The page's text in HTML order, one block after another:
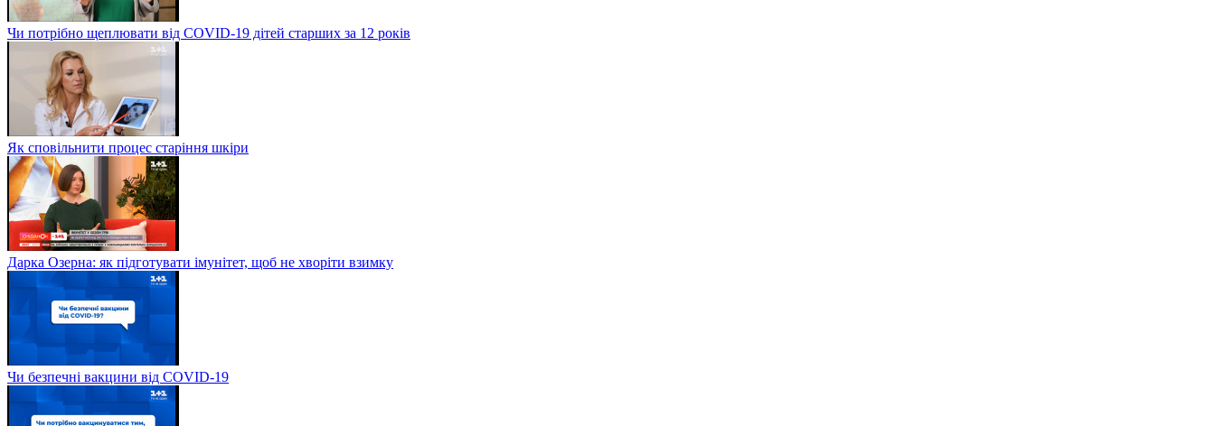
Чи потрібно щеплювати від COVID-19 дітей старших за 12 років
Як сповільнити процес старіння шкіри
Дарка Озерна: як підготувати імунітет, щоб не хворіти взимку
Чи безпечні вакцини від COVID-19